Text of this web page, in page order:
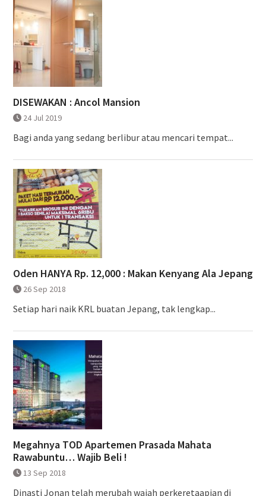
DISEWAKAN : Ancol Mansion
24 Jul 2019
Bagi anda yang sedang berlibur atau mencari tempat...
Oden HANYA Rp. 12,000 : Makan Kenyang Ala Jepang
26 Sep 2018
Setiap hari naik KRL buatan Jepang, tak lengkap...
Megahnya TOD Apartemen Prasada Mahata
Rawabuntu… Wajib Beli !
13 Sep 2018
Dinasti Jonan telah merubah wajah perkeretaapian di